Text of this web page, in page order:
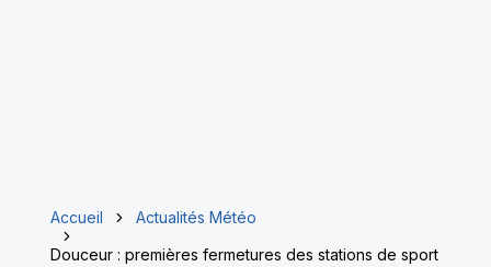
Accueil
Actualités Météo
Douceur : premières fermetures des stations de sport